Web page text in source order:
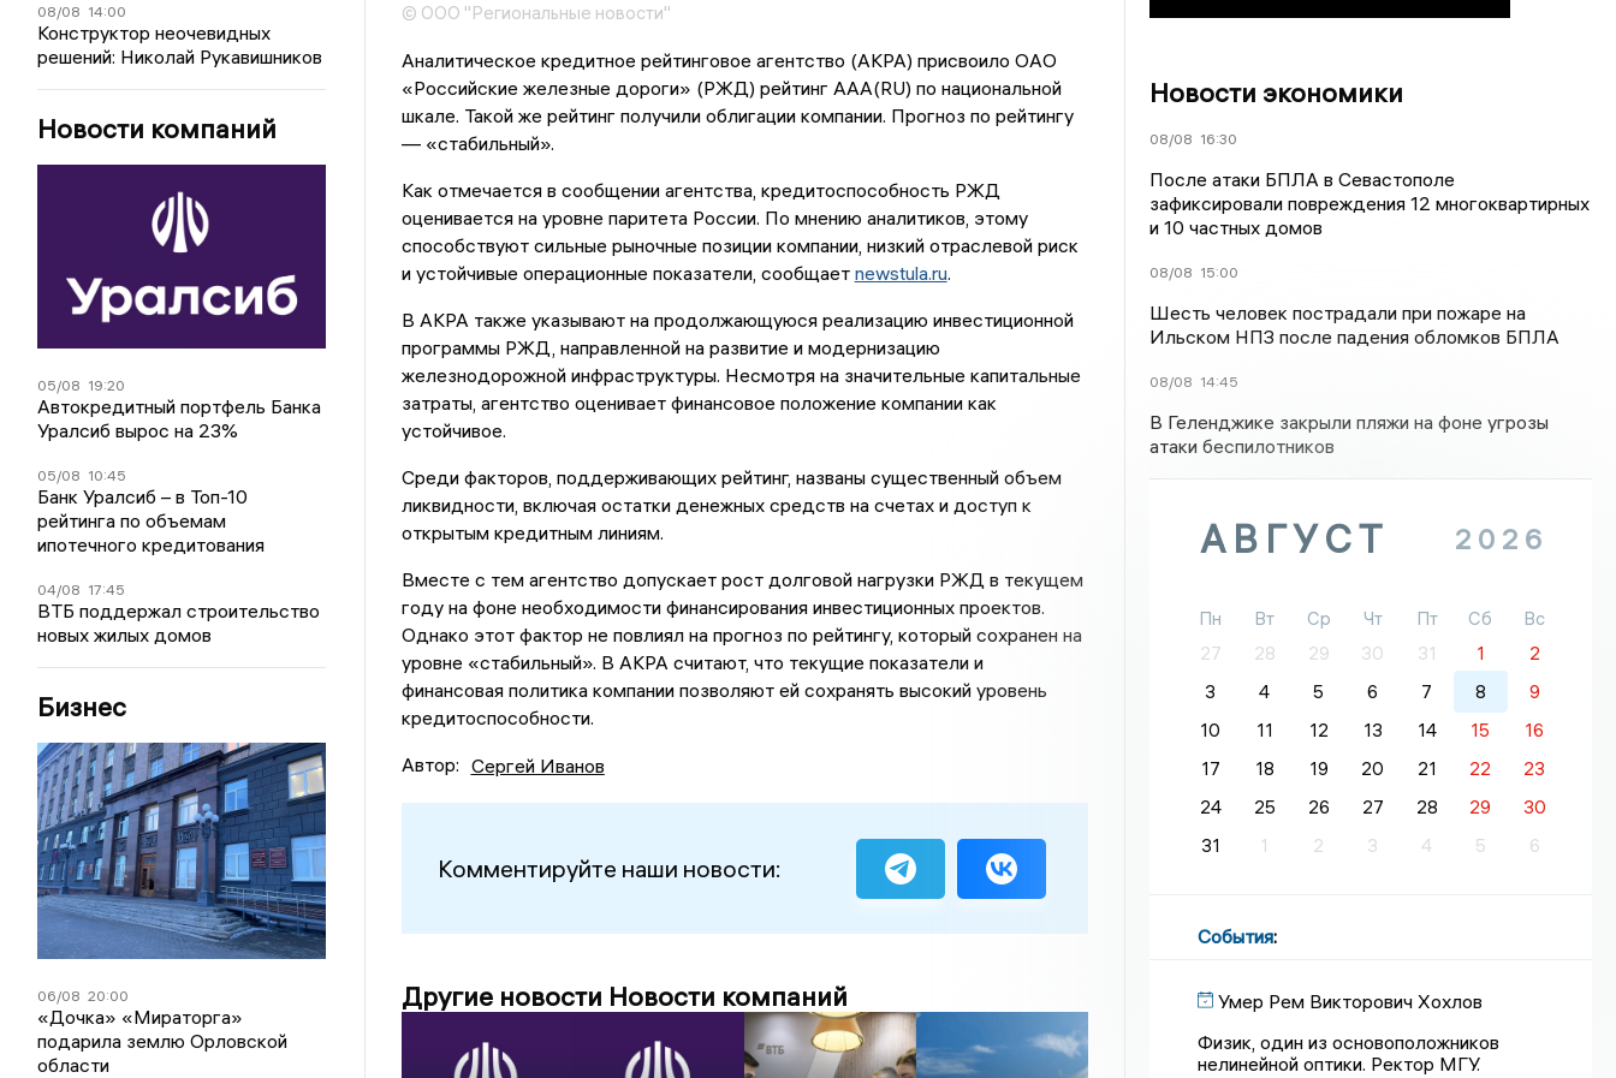
08/08 14:00
Конструктор неочевидных
решений: Николай Рукавишников
Новости компаний
05/08 19:20
Автокредитный портфель Банка
Уралсиб вырос на 23%
05/08 10:45
Банк Уралсиб – в Топ-10
рейтинга по объемам
ипотечного кредитования
04/08 17:45
ВТБ поддержал строительство
новых жилых домов
Бизнес
06/08 20:00
«Дочка» «Мираторга»
подарила землю Орловской
области
© ООО "Региональные новости"
Аналитическое кредитное рейтинговое агентство (АКРА) присвоило ОАО
«Российские железные дороги» (РЖД) рейтинг AAA(RU) по национальной
шкале. Такой же рейтинг получили облигации компании. Прогноз по рейтингу
— «стабильный».
Как отмечается в сообщении агентства, кредитоспособность РЖД
оценивается на уровне паритета России. По мнению аналитиков, этому
способствуют сильные рыночные позиции компании, низкий отраслевой риск
и устойчивые операционные показатели, сообщает newstula.ru.
В АКРА также указывают на продолжающуюся реализацию инвестиционной
программы РЖД, направленной на развитие и модернизацию
железнодорожной инфраструктуры. Несмотря на значительные капитальные
затраты, агентство оценивает финансовое положение компании как
устойчивое.
Среди факторов, поддерживающих рейтинг, названы существенный объем
ликвидности, включая остатки денежных средств на счетах и доступ к
открытым кредитным линиям.
Вместе с тем агентство допускает рост долговой нагрузки РЖД в текущем
году на фоне необходимости финансирования инвестиционных проектов.
Однако этот фактор не повлиял на прогноз по рейтингу, который сохранен на
уровне «стабильный». В АКРА считают, что текущие показатели и
финансовая политика компании позволяют ей сохранять высокий уровень
кредитоспособности.
Автор: Сергей Иванов
Комментируйте наши новости:
Другие новости Новости компаний
Новости экономики
08/08 16:30
После атаки БПЛА в Севастополе
зафиксировали повреждения 12 многоквартирных
и 10 частных домов
08/08 15:00
Шесть человек пострадали при пожаре на
Ильском НПЗ после падения обломков БПЛА
08/08 14:45
В Геленджике закрыли пляжи на фоне угрозы
атаки беспилотников
АВГУСТ 2026
Пн Вт Ср Чт Пт Сб
Вс
27
28 29 30 31 1
2
3
4 5 6 7 8
9
10
11 12 13 14 15
16
17
18 19 20 21 22
23
24
25 26 27 28 29
30
31
1 2 3 4 5 6
События:
Умер Рем Викторович Хохлов
Физик, один из основоположников
нелинейной оптики. Ректор МГУ.